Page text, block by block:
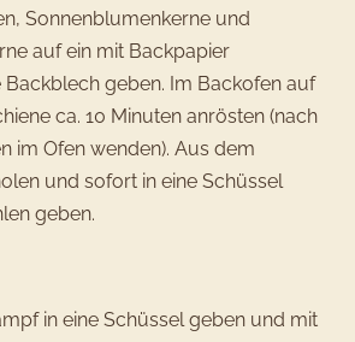
Sonnenblumenkerne und
auf ein mit Backpapier
geben. Im Backofen auf
ca. 10 Minuten anrösten (nach
im Ofen wenden). Aus dem
und sofort in eine Schüssel
geben.
in eine Schüssel geben und mit